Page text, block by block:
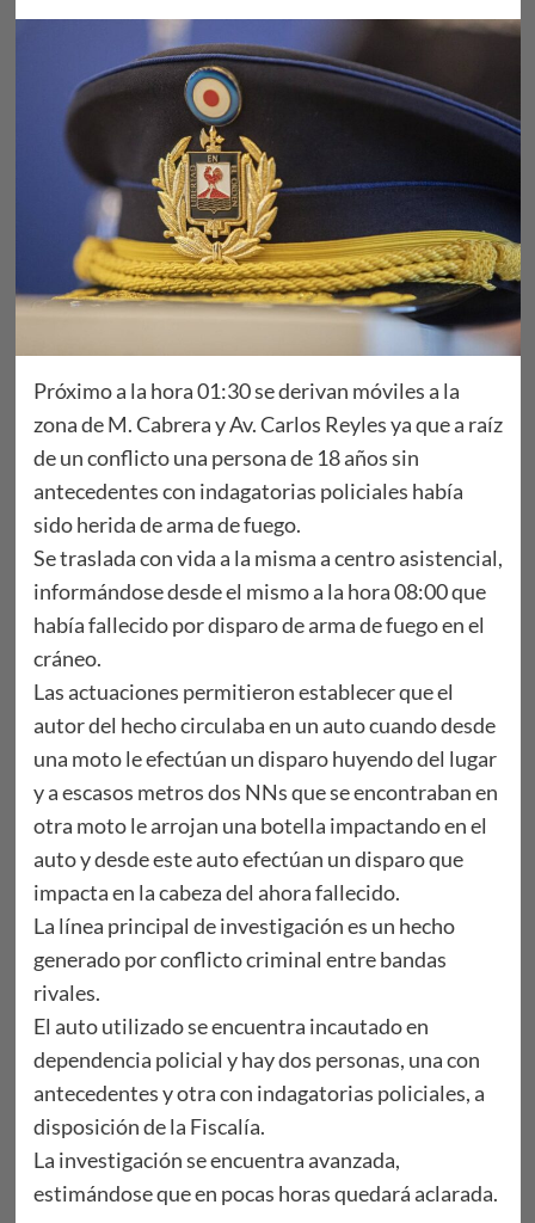
Próximo a la hora 01:30 se derivan móviles a la
zona de M. Cabrera y Av. Carlos Reyles ya que a raíz
de un conflicto una persona de 18 años sin
antecedentes con indagatorias policiales había
sido herida de arma de fuego.
Se traslada con vida a la misma a centro asistencial,
informándose desde el mismo a la hora 08:00 que
había fallecido por disparo de arma de fuego en el
cráneo.
Las actuaciones permitieron establecer que el
autor del hecho circulaba en un auto cuando desde
una moto le efectúan un disparo huyendo del lugar
y a escasos metros dos NNs que se encontraban en
otra moto le arrojan una botella impactando en el
auto y desde este auto efectúan un disparo que
impacta en la cabeza del ahora fallecido.
La línea principal de investigación es un hecho
generado por conflicto criminal entre bandas
rivales.
El auto utilizado se encuentra incautado en
dependencia policial y hay dos personas, una con
antecedentes y otra con indagatorias policiales, a
disposición de la Fiscalía.
La investigación se encuentra avanzada,
estimándose que en pocas horas quedará aclarada.